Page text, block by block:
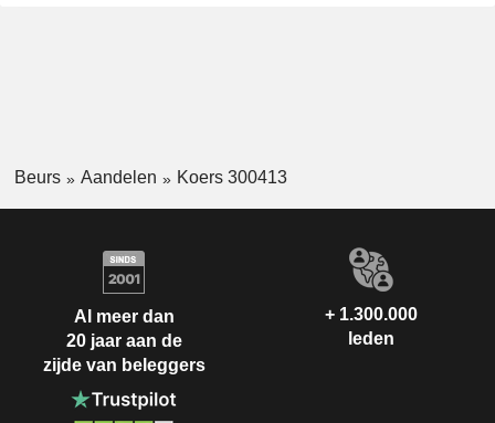
Beurs Aandelen Koers 300413
Al meer dan
20 jaar aan de
zijde van beleggers
+ 1.300.000
leden